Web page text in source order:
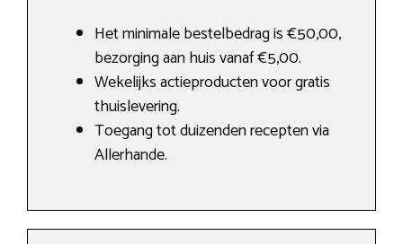
Het minimale bestelbedrag is €50,00,
bezorging aan huis vanaf €5,00.
Wekelijks actieproducten voor gratis
thuislevering.
Toegang tot duizenden recepten via
Allerhande.